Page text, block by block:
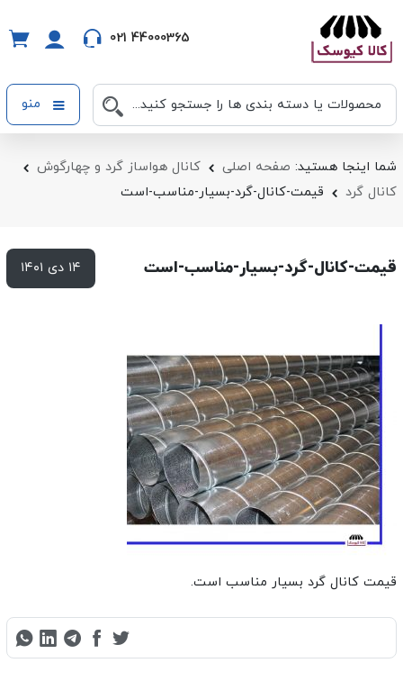
021 44000365
منو
شما اینجا هستید: صفحه اصلی
کانال هواساز گرد و چهارگوش
کانال گرد
قیمت-کانال-گرد-بسیار-مناسب-است
قیمت-کانال-گرد-بسیار-مناسب-است ۱۴ دی ۱۴۰۱
قیمت کانال گرد بسیار مناسب است.